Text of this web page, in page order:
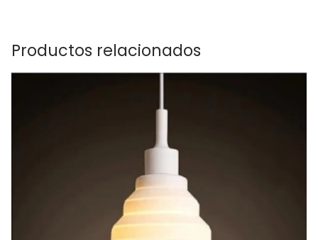
Productos relacionados